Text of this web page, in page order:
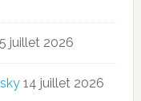
juillet 2026
14 juillet 2026